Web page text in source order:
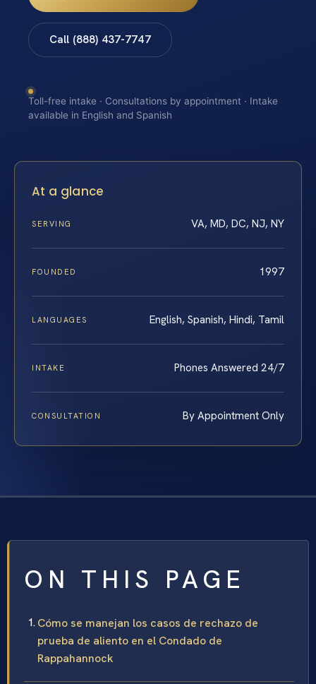
Call (888) 437-7747
Toll-free intake · Consultations by appointment · Intake
available in English and Spanish
At a glance
SERVING VA, MD, DC, NJ, NY
FOUNDED 1997
LANGUAGES English, Spanish, Hindi, Tamil
INTAKE Phones Answered 24/7
CONSULTATION By Appointment Only
ON THIS PAGE
Cómo se manejan los casos de rechazo de
prueba de aliento en el Condado de
Rappahannock